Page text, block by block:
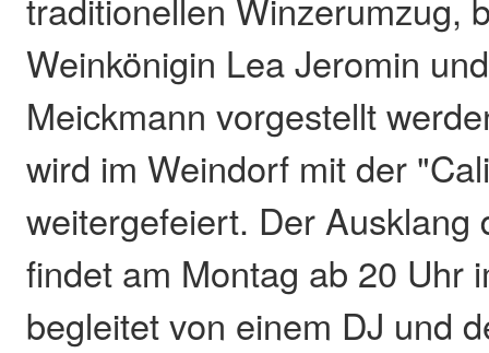
traditionellen Winzerumzug,
Weinkönigin Lea Jeromin
Meickmann vorgestellt
wird im Weindorf mit der
weitergefeiert. Der Ausklang
findet am Montag ab 20 Uhr
begleitet von einem DJ und